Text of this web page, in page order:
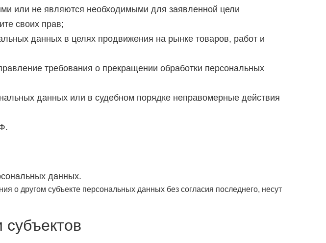
или не являются необходимыми для заявленной цели
своих прав;
данных в целях продвижения на рынке товаров, работ и
требования о прекращении обработки персональных
данных или в судебном порядке неправомерные действия
данных.
о другом субъекте персональных данных без согласия последнего, несут